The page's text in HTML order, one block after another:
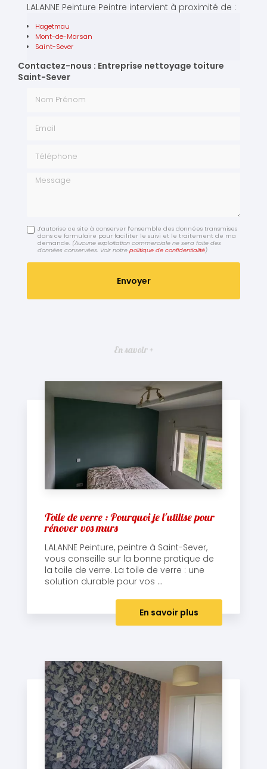
LALANNE Peinture Peintre intervient à proximité de :
Hagetmau
Mont-de-Marsan
Saint-Sever
Contactez-nous : Entreprise nettoyage toiture
Saint-Sever
Message
J'autorise ce site à conserver l'ensemble des données transmises
dans ce formulaire pour faciliter le suivi et le traitement de ma
demande. (Aucune exploitation commerciale ne sera faite des
données conservées. Voir notrepolitique de confidentialité)
En savoir +
Toile de verre : Pourquoi je l'utilise pour
rénover vos murs
LALANNE Peinture, peintre à Saint-Sever,
vous conseille sur la bonne pratique de
la toile de verre. La toile de verre : une
solution durable pour vos ...
En savoir plus